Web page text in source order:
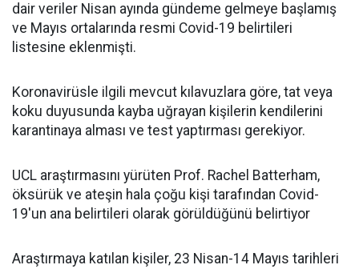
dair veriler Nisan ayında gündeme gelmeye başlamış
ve Mayıs ortalarında resmi Covid-19 belirtileri
listesine eklenmişti.
Koronavirüsle ilgili mevcut kılavuzlara göre, tat veya
koku duyusunda kayba uğrayan kişilerin kendilerini
karantinaya alması ve test yaptırması gerekiyor.
UCL araştırmasını yürüten Prof. Rachel Batterham,
öksürük ve ateşin hala çoğu kişi tarafından Covid-
19'un ana belirtileri olarak görüldüğünü belirtiyor
Araştırmaya katılan kişiler, 23 Nisan-14 Mayıs tarihleri